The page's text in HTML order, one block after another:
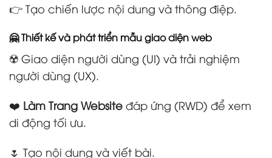
👉 Tạo chiến lược nội dung và thông điệp.
🤗 Thiết kế và phát triển mẫu giao diện web
☢️ Giao diện người dùng (UI) và trải nghiệm
người dùng (UX).
❤️ Làm Trang Website đáp ứng (RWD) để xem
di động tối ưu.
🌷 Tạo nội dung và viết bài.